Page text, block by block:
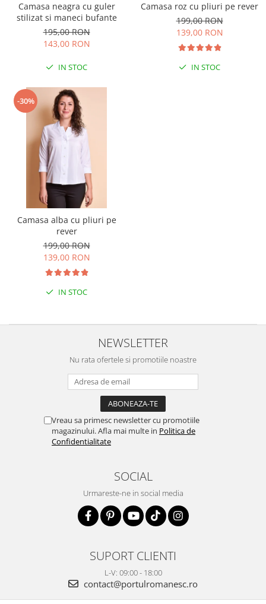
Camasa neagra cu guler
stilizat si maneci bufante
195,00 RON
143,00 RON
IN STOC
Camasa roz cu pliuri pe rever
199,00 RON
139,00 RON
IN STOC
-30%
Camasa alba cu pliuri pe
rever
199,00 RON
139,00 RON
IN STOC
NEWSLETTER
Nu rata ofertele si promotiile noastre
Vreau sa primesc newsletter cu promotiile
magazinului. Afla mai multe in Politica de
Confidentialitate
SOCIAL
Urmareste-ne in social media
SUPORT CLIENTI
L-V: 09:00 - 18:00
contact@portulromanesc.ro